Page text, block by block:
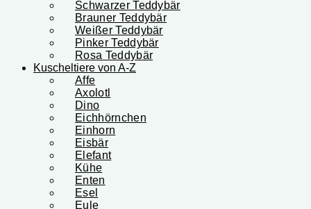
Schwarzer Teddybär
Brauner Teddybär
Weißer Teddybär
Pinker Teddybär
Rosa Teddybär
Kuscheltiere von A-Z
Affe
Axolotl
Dino
Eichhörnchen
Einhorn
Eisbär
Elefant
Kühe
Enten
Esel
Eule